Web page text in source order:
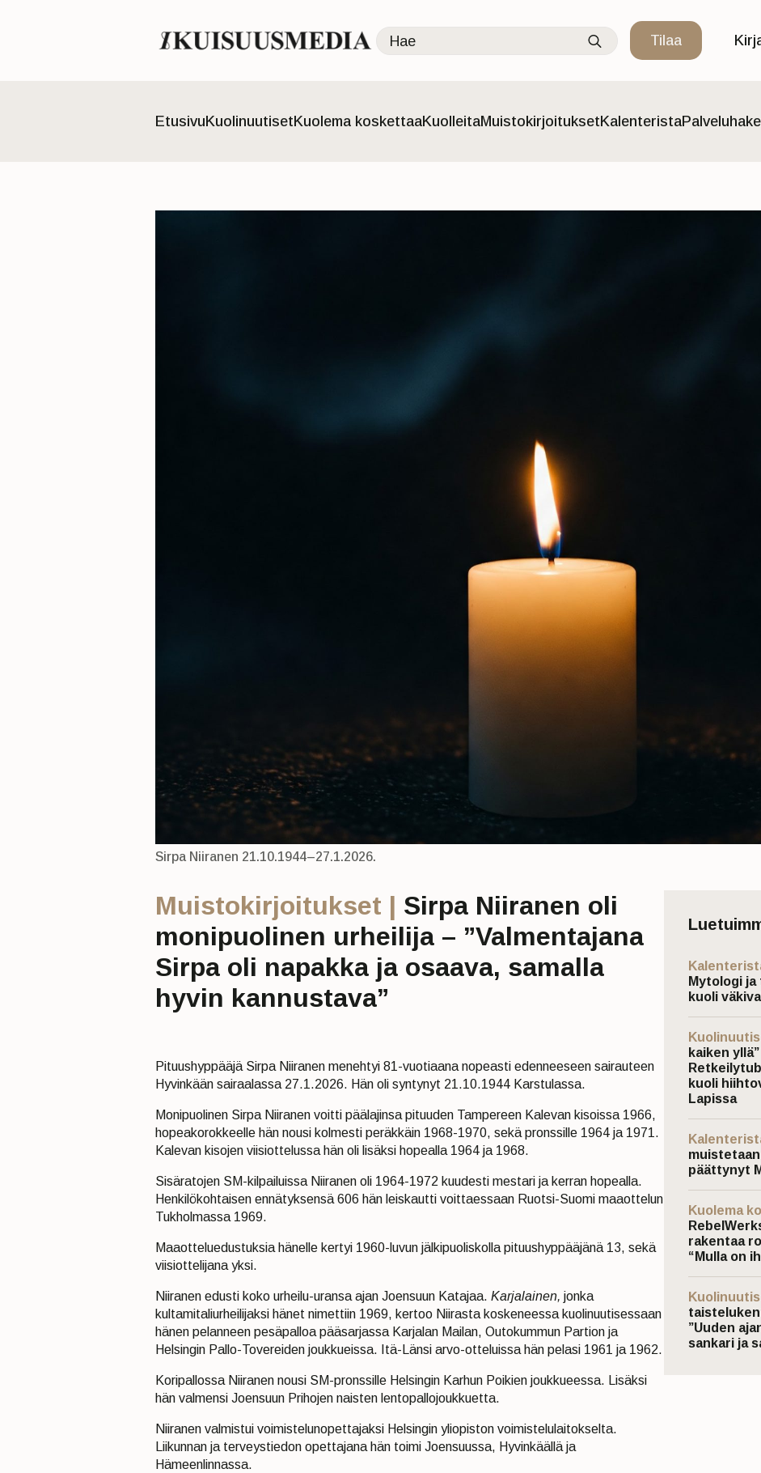
Search
for:
Tilaa
Etusivu KuolinuutisetKuolema koskettaaKuolleitaMuistokirjoituksetKalenterista
Sirpa Niiranen 21.10.1944–27.1.2026.
Muistokirjoitukset | Sirpa Niiranen oli
monipuolinen urheilija – ”Valmentajana
Sirpa oli napakka ja osaava, samalla
hyvin kannustava”
Pituushyppääjä Sirpa Niiranen menehtyi 81-vuotiaana nopeasti edenneeseen sairauteen
Hyvinkään sairaalassa 27.1.2026. Hän oli syntynyt 21.10.1944 Karstulassa.
Monipuolinen Sirpa Niiranen voitti päälajinsa pituuden Tampereen Kalevan kisoissa 1966,
hopeakorokkeelle hän nousi kolmesti peräkkäin 1968-1970, sekä pronssille 1964 ja 1971.
Kalevan kisojen viisiottelussa hän oli lisäksi hopealla 1964 ja 1968.
Sisäratojen SM-kilpailuissa Niiranen oli 1964-1972 kuudesti mestari ja kerran hopealla.
Henkilökohtaisen ennätyksensä 606 hän leiskautti voittaessaan Ruotsi-Suomi maaottelun
Tukholmassa 1969.
Maaotteluedustuksia hänelle kertyi 1960-luvun jälkipuoliskolla pituushyppääjänä 13, sekä
viisiottelijana yksi.
Niiranen edusti koko urheilu-uransa ajan Joensuun Katajaa. Karjalainen, jonka
kultamitaliurheilijaksi hänet nimettiin 1969, kertoo Niirasta koskeneessa kuolinuutisessaan
hänen pelanneen pesäpalloa pääsarjassa Karjalan Mailan, Outokummun Partion ja
Helsingin Pallo-Tovereiden joukkueissa. Itä-Länsi arvo-otteluissa hän pelasi 1961 ja 1962.
Koripallossa Niiranen nousi SM-pronssille Helsingin Karhun Poikien joukkueessa. Lisäksi
hän valmensi Joensuun Prihojen naisten lentopallojoukkuetta.
Niiranen valmistui voimistelunopettajaksi Helsingin yliopiston voimistelulaitokselta.
Liikunnan ja terveystiedon opettajana hän toimi Joensuussa, Hyvinkäällä ja
Hämeenlinnassa.
Mytologi
kuoli
kaiken
kuoli
Lapissa
päättynyt
Kuolema
rakentaa
“Mulla on
”Uuden
sankari ja